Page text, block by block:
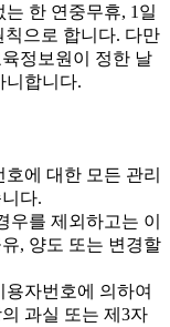
한 연중무휴, 1일
칙으로 합니다. 다만
정보원이 정한 날
니합니다.
에 대한 모든 관리
다.
를 제외하고는 이
, 양도 또는 변경할
자번호에 의하여
과실 또는 제3자